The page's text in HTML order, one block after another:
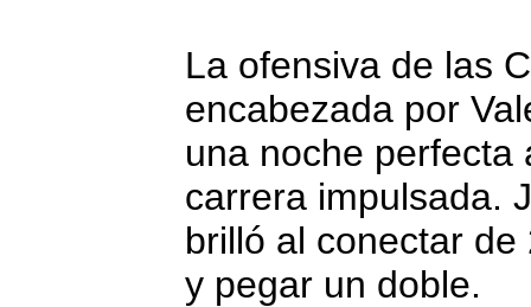
La ofensiva de las
encabezada por
una noche perfecta
carrera impulsada.
brilló al conectar
y pegar un doble.